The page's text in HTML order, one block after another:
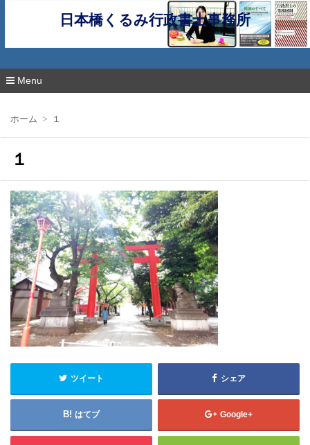
日本橋くるみ行政書士事務所
Menu
ン
ホーム １
１
ツイート シェア
はてブ Google+